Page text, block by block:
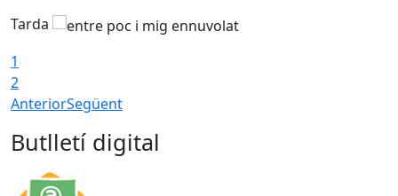
Tarda
1
2
AnteriorSegüent
Butlletí digital